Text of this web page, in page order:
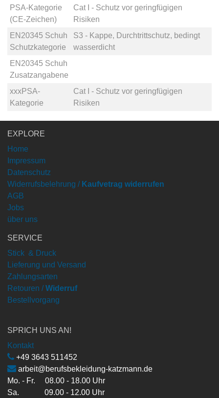
PSA-Kategorie
(CE-Zeichen)
Cat I - Schutz vor geringfügigen
Risiken
EN20345 Schuh
Schutzkategorie
S3 - Kappe, Durchtrittschutz, bedingt
wasserdicht
EN20345 Schuh
Zusatzangabene
xxxPSA-
Kategorie
Cat I - Schutz vor geringfügigen
Risiken
EXPLORE
Home
Impressum
Datenschutz
Widerrufsbelehrung / Kaufvetrag widerrufen
AGB
Jobs
über uns
SERVICE
Stick & Druck
Lieferung und Versand
Zahlungsarten
Retouren / Widerruf
Bestellvorgang
SPRICH UNS AN!
Kontakt
+49 3643 511452
arbeit@berufsbekleidung-katzmann.de
Mo. - Fr. 08.00 - 18.00 Uhr
Sa. 09.00 - 12.00 Uhr